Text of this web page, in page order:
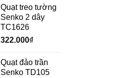
là:
1.570.000₫.
tại
là:
Quạt treo tường
Senko 2 dây
TC1626
322.000₫
Quạt đảo trần
Senko TD105